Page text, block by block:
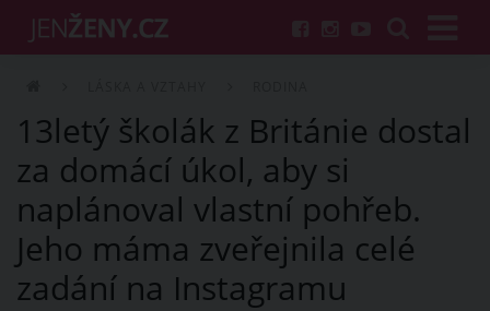
13letý školák z Británie dostal
za domácí úkol, aby si
naplánoval vlastní pohřeb.
Jeho máma zveřejnila celé
zadání na Instagramu